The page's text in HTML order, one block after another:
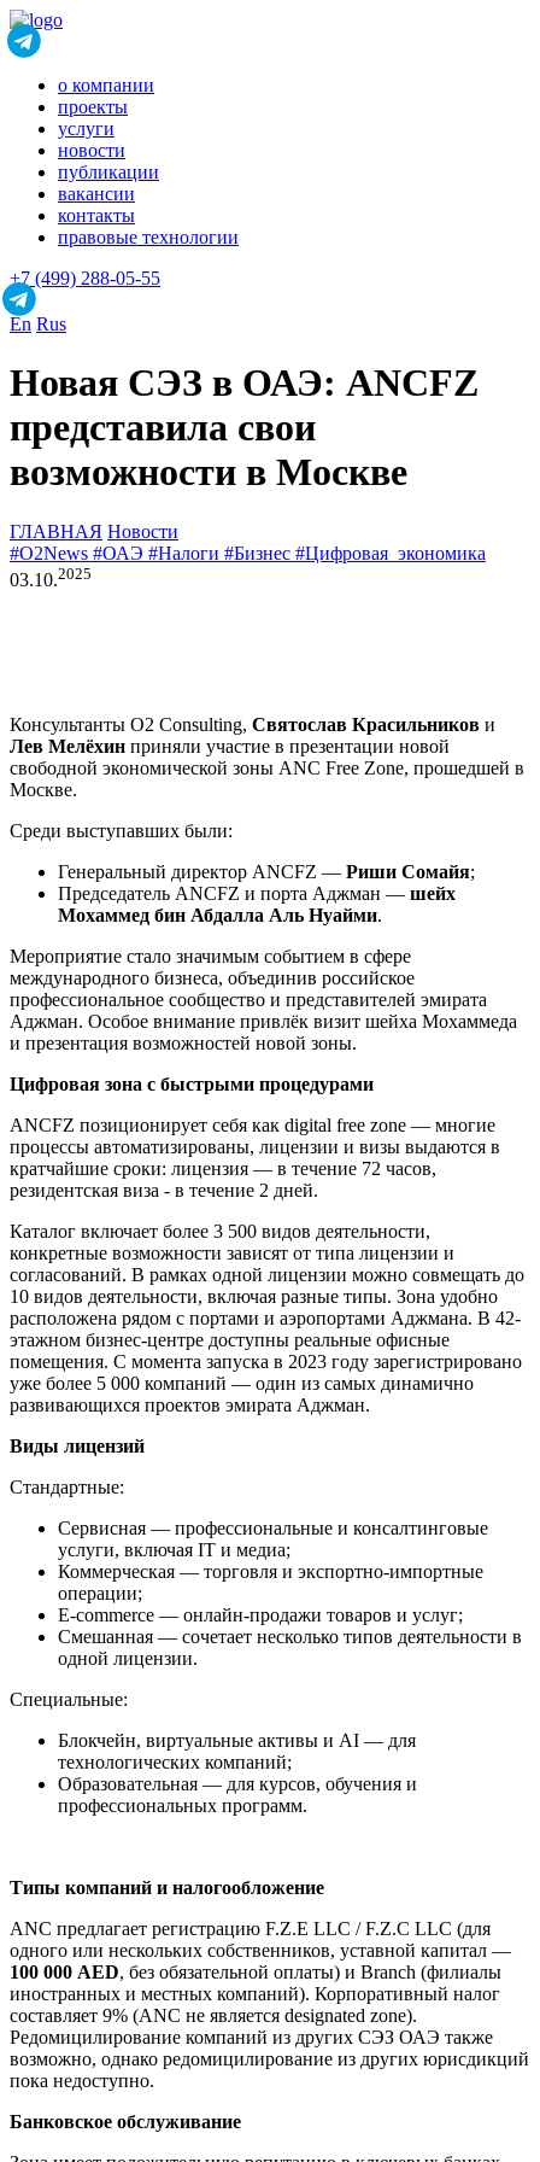
о компании
проекты
услуги
новости
публикации
вакансии
контакты
правовые технологии
+7 (499) 288-05-55
En Rus
Новая СЭЗ в ОАЭ: ANCFZ
представила свои
возможности в Москве
ГЛАВНАЯ Новости
#O2News #ОАЭ #Налоги #Бизнес #Цифровая_экономика
03.10.2025
Консультанты O2 Consulting, Святослав Красильников и
Лев Мелёхин приняли участие в презентации новой
свободной экономической зоны ANC Free Zone, прошедшей в
Москве.
Среди выступавших были:
Генеральный директор ANCFZ — Риши Сомайя;
Председатель ANCFZ и порта Аджман — шейх
Мохаммед бин Абдалла Аль Нуайми.
Мероприятие стало значимым событием в сфере
международного бизнеса, объединив российское
профессиональное сообщество и представителей эмирата
Аджман. Особое внимание привлёк визит шейха Мохаммеда
и презентация возможностей новой зоны.
Цифровая зона с быстрыми процедурами
ANCFZ позиционирует себя как digital free zone — многие
процессы автоматизированы, лицензии и визы выдаются в
кратчайшие сроки: лицензия — в течение 72 часов,
резидентская виза - в течение 2 дней.
Каталог включает более 3 500 видов деятельности,
конкретные возможности зависят от типа лицензии и
согласований. В рамках одной лицензии можно совмещать до
10 видов деятельности, включая разные типы. Зона удобно
расположена рядом с портами и аэропортами Аджмана. В 42-
этажном бизнес-центре доступны реальные офисные
помещения. С момента запуска в 2023 году зарегистрировано
уже более 5 000 компаний — один из самых динамично
развивающихся проектов эмирата Аджман.
Виды лицензий
Стандартные:
Сервисная — профессиональные и консалтинговые
услуги, включая IT и медиа;
Коммерческая — торговля и экспортно-импортные
операции;
E-commerce — онлайн-продажи товаров и услуг;
Смешанная — сочетает несколько типов деятельности в
одной лицензии.
Специальные:
Блокчейн, виртуальные активы и AI — для
технологических компаний;
Образовательная — для курсов, обучения и
профессиональных программ.
Типы компаний и налогообложение
ANC предлагает регистрацию F.Z.E LLC / F.Z.C LLC (для
одного или нескольких собственников, уставной капитал —
100 000 AED, без обязательной оплаты) и Branch (филиалы
иностранных и местных компаний). Корпоративный налог
составляет 9% (ANC не является designated zone).
Редомицилирование компаний из других СЭЗ ОАЭ также
возможно, однако редомицилирование из других юрисдикций
пока недоступно.
Банковское обслуживание